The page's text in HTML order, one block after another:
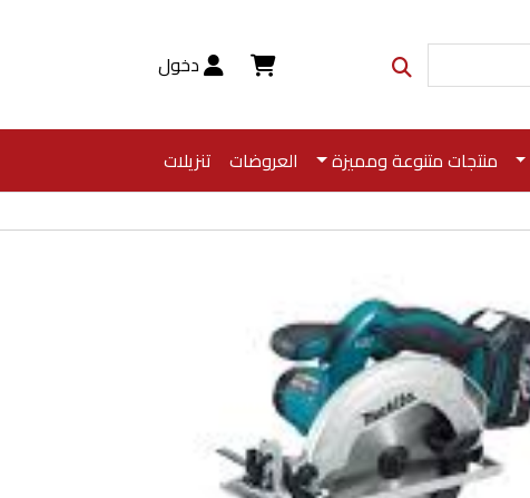
دخول
منتجات متنوعة ومميزة العروضات تنزيلات